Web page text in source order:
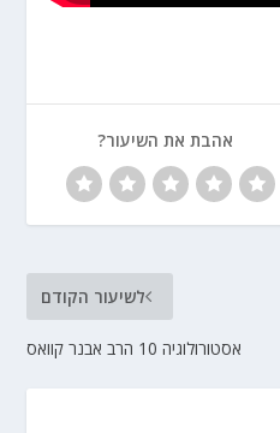
אהבת את השיעור?
לשיעור הקודם
אסטורולוגיה 10 הרב אבנר קוואס